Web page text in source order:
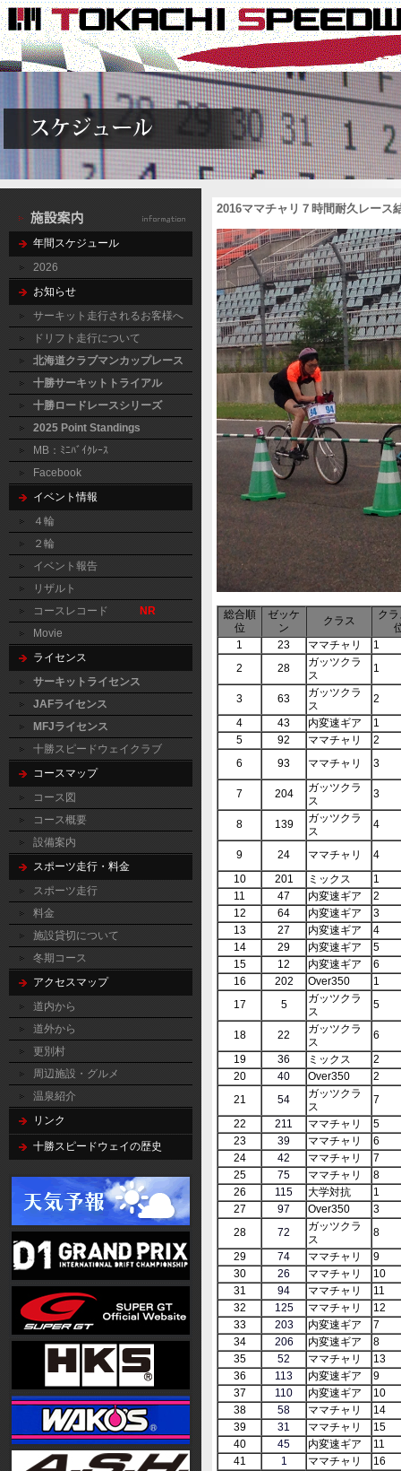
年間スケジュール
2026
お知らせ
サーキット走行されるお客様へ
ドリフト走行について
北海道クラブマンカップレース
十勝サーキットトライアル
十勝ロードレースシリーズ
2025 Point Standings
MB：ﾐﾆﾊﾞｲｸﾚｰｽ
Facebook
イベント情報
４輪
２輪
イベント報告
リザルト
コースレコード
NR
Movie
ライセンス
サーキットライセンス
JAFライセンス
MFJライセンス
十勝スピードウェイクラブ
コースマップ
コース図
コース概要
設備案内
スポーツ走行・料金
スポーツ走行
料金
施設貸切について
冬期コース
アクセスマップ
道内から
道外から
更別村
周辺施設・グルメ
温泉紹介
リンク
十勝スピードウェイの歴史
2016ママチャリ７時間耐久レース
総合順
位
ゼッケ
ン
クラス
ク
1
23 ママチャリ
1
2
28
ガッツクラ
ス
1
3 63
ガッツクラ
ス
2
4
43 内変速ギア
1
5
92 ママチャリ
2
6
93 ママチャリ 3
7 204
ガッツクラ
ス
3
8 139
ガッツクラ
ス
4
9 24 ママチャリ
4
10
201 ミックス
1
11
47 内変速ギア
2
12
64 内変速ギア
3
13
27 内変速ギア
4
14
29 内変速ギア
5
15
12 内変速ギア
6
16
202 Over350
1
17
5
ガッツクラ
ス
5
18 22
ガッツクラ
ス
6
19
36 ミックス
2
20
40 Over350
2
21
54
ガッツクラ
ス
7
22
211 ママチャリ
5
23
39 ママチャリ
6
24
42 ママチャリ
7
25
75 ママチャリ
8
26
115 大学対抗
1
27
97 Over350
3
28
72
ガッツクラ
ス
8
29
74 ママチャリ
9
30
26 ママチャリ
10
31
94 ママチャリ
11
32
125 ママチャリ
12
33
203 内変速ギア
7
34
206 内変速ギア
8
35
52 ママチャリ
13
36
113 内変速ギア
9
37
110 内変速ギア
10
38
58 ママチャリ
14
39
31 ママチャリ
15
40
45 内変速ギア
11
41
1 ママチャリ
16